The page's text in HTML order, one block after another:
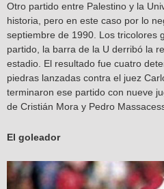
Otro partido entre Palestino y la
historia, pero en este caso por lo
septiembre de 1990. Los tricolores
partido, la barra de la U derribó la
estadio. El resultado fue cuatro
piedras lanzadas contra el juez
terminaron ese partido con nueve
de Cristián Mora y Pedro
El goleador